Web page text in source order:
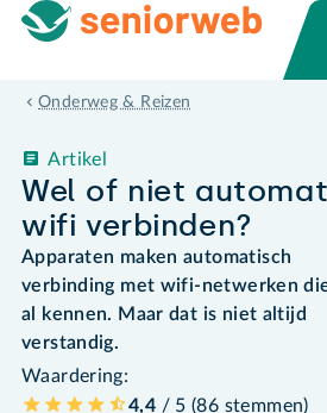
Onderweg & Reizen
Wel of niet
wifi verbinden?
Artikel
Apparaten maken automatisch
verbinding met wifi-netwerken
al kennen. Maar dat is niet altijd
verstandig.
Waardering:
4,4 / 5 (86 stemmen)